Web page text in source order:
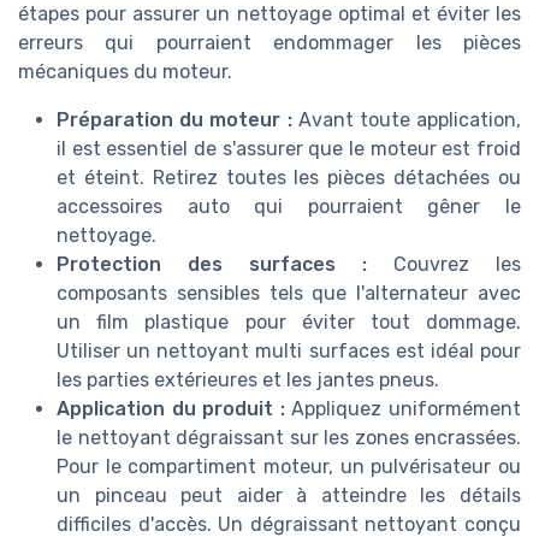
étapes pour assurer un nettoyage optimal et éviter les
erreurs qui pourraient endommager les pièces
mécaniques du moteur.
Préparation du moteur :Avant toute application,
il est essentiel de s'assurer que le moteur est froid
et éteint. Retirez toutes les pièces détachées ou
accessoires auto qui pourraient gêner le
nettoyage.
Protection des surfaces : Couvrez les
composants sensibles tels que l'alternateur avec
un film plastique pour éviter tout dommage.
Utiliser un nettoyant multi surfaces est idéal pour
les parties extérieures et les jantes pneus.
Application du produit :Appliquez uniformément
le nettoyant dégraissant sur les zones encrassées.
Pour le compartiment moteur, un pulvérisateur ou
un pinceau peut aider à atteindre les détails
difficiles d'accès. Un dégraissant nettoyant conçu